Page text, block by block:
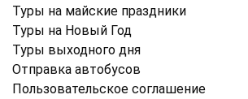
Туры на майские праздники
Туры на Новый Год
Туры выходного дня
Отправка автобусов
Пользовательское соглашение